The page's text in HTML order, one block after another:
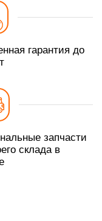
гарантия до
запчасти
склада в